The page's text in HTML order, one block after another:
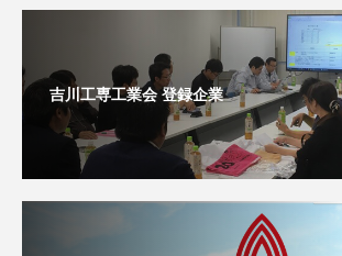
吉川工専工業会 登録企業